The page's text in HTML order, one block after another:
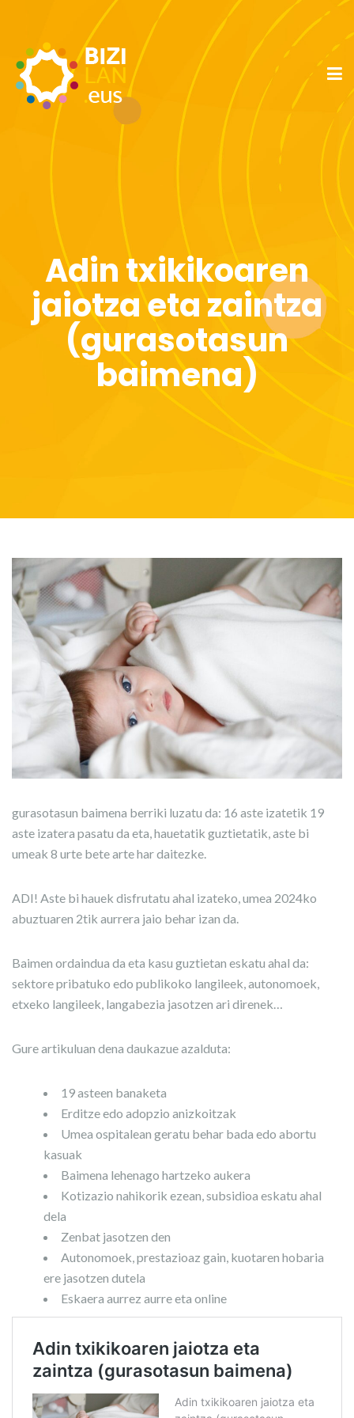
Adin txikikoaren
jaiotza eta zaintza
(gurasotasun
baimena)
gurasotasun baimena berriki luzatu da: 16 aste izatetik 19
aste izatera pasatu da eta, hauetatik guztietatik, aste bi
umeak 8 urte bete arte har daitezke.
ADI! Aste bi hauek disfrutatu ahal izateko, umea 2024ko
abuztuaren 2tik aurrera jaio behar izan da.
Baimen ordaindua da eta kasu guztietan eskatu ahal da:
sektore pribatuko edo publikoko langileek, autonomoek,
etxeko langileek, langabezia jasotzen ari direnek…
Gure artikuluan dena daukazue azalduta:
19 asteen banaketa
Erditze edo adopzio anizkoitzak
Umea ospitalean geratu behar bada edo abortu
kasuak
Baimena lehenago hartzeko aukera
Kotizazio nahikorik ezean, subsidioa eskatu ahal
dela
Zenbat jasotzen den
Autonomoek, prestazioaz gain, kuotaren hobaria
ere jasotzen dutela
Eskaera aurrez aurre eta online